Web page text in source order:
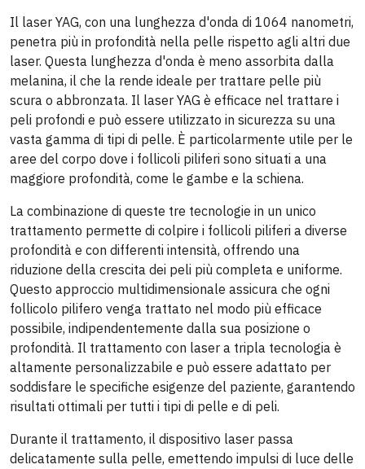
Il laser YAG, con una lunghezza d'onda di 1064 nanometri,
penetra più in profondità nella pelle rispetto agli altri due
laser. Questa lunghezza d'onda è meno assorbita dalla
melanina, il che la rende ideale per trattare pelle più
scura o abbronzata. Il laser YAG è efficace nel trattare i
peli profondi e può essere utilizzato in sicurezza su una
vasta gamma di tipi di pelle. È particolarmente utile per le
aree del corpo dove i follicoli piliferi sono situati a una
maggiore profondità, come le gambe e la schiena.
La combinazione di queste tre tecnologie in un unico
trattamento permette di colpire i follicoli piliferi a diverse
profondità e con differenti intensità, offrendo una
riduzione della crescita dei peli più completa e uniforme.
Questo approccio multidimensionale assicura che ogni
follicolo pilifero venga trattato nel modo più efficace
possibile, indipendentemente dalla sua posizione o
profondità. Il trattamento con laser a tripla tecnologia è
altamente personalizzabile e può essere adattato per
soddisfare le specifiche esigenze del paziente, garantendo
risultati ottimali per tutti i tipi di pelle e di peli.
Durante il trattamento, il dispositivo laser passa
delicatamente sulla pelle, emettendo impulsi di luce delle